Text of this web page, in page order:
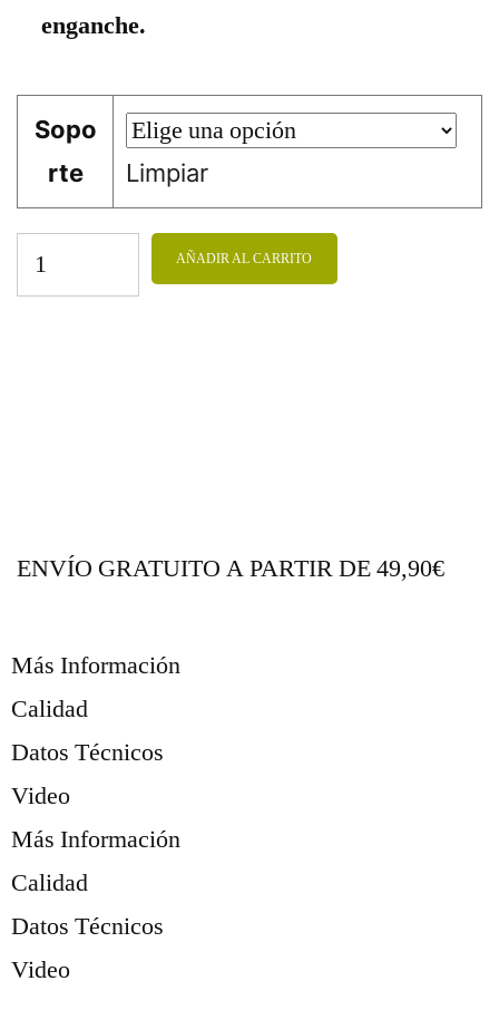
enganche.
Sopo
rte
Limpiar
AÑADIR AL CARRITO
ENVÍO GRATUITO A PARTIR DE 49,90€
Más Información
Calidad
Datos Técnicos
Video
Más Información
Calidad
Datos Técnicos
Video